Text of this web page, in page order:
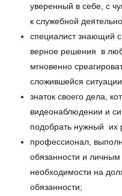
уверенный в себе, с
к служебной
специалист знающий
верное решения в
мгновенно
сложившейся
знаток своего дела,
видеонаблюдении и
подобрать нужный их
профессионал,
обязанности и
необходимости на
обязанности;